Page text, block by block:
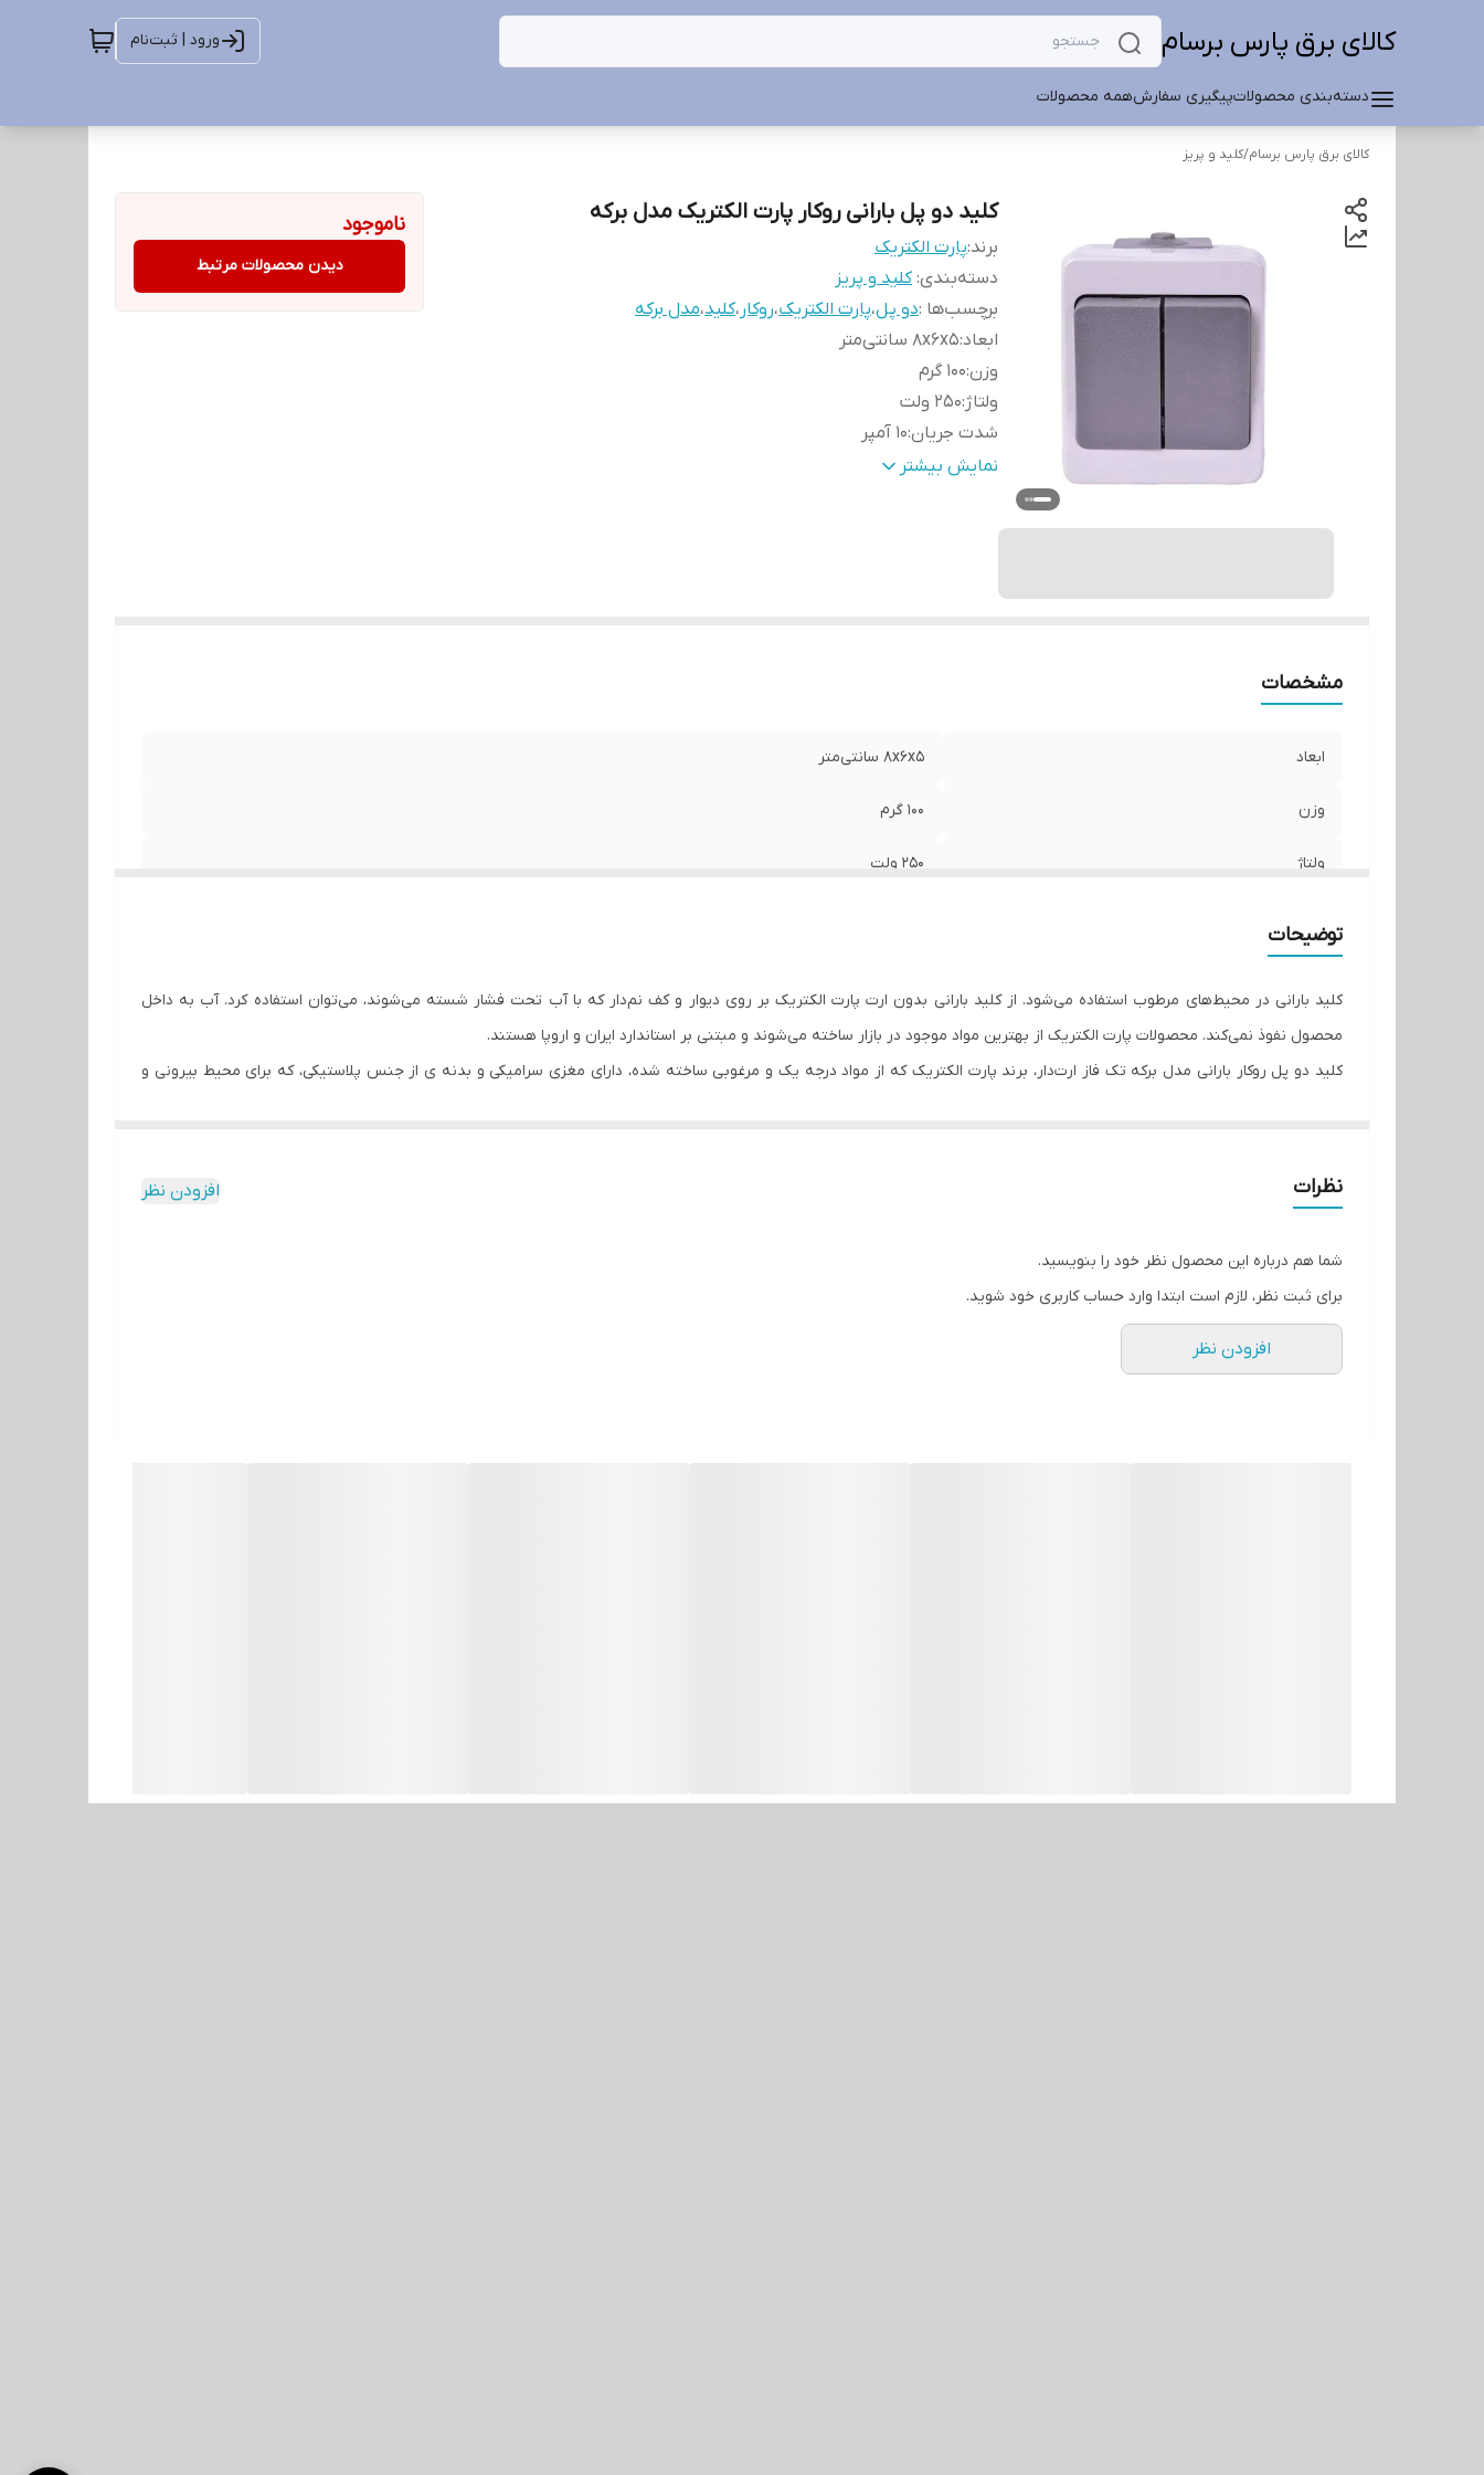
کالای برق پارس برسام ورود | ثبت‌نام
دسته‌بندی محصولاتپیگیری سفارشهمه محصولات
کالای برق پارس برسام/کلید و پریز
کلید دو پل بارانی روکار پارت الکتریک مدل برکه
برند:پارت الکتریک
دسته‌بندی:کلید و پریز
برچسب‌ها :دو پل،پارت الکتریک،روکار ،کلید،مدل برکه
ابعاد:۸x۶x۵ سانتی‌متر
وزن:۱۰۰ گرم
ولتاژ:۲۵۰ ولت
شدت جریان:۱۰ آمپر
جنس پلاستیک
نمایش بیشتر
ناموجود
دیدن محصولات مرتبط
مشخصات
ابعاد ۸x۶x۵ سانتی‌متر
وزن ۱۰۰ گرم
ولتاژ ۲۵۰ ولت
توضیحات
کلید بارانی در محیط‌های مرطوب استفاده می‌شود. از کلید بارانی بدون ارت پارت الکتریک بر روی دیوار و کف نم‌دار که با آب تحت فشار شسته می‌شوند، می‌توان استفاده کرد. آب به داخل
محصول نفوذ نمی‌کند. محصولات پارت الکتریک از بهترین مواد موجود در بازار ساخته می‌شوند و مبتنی بر استاندارد ایران و اروپا هستند.
کلید دو پل روکار بارانی مدل برکه تک فاز ارت‌دار، برند پارت الکتریک که از مواد درجه یک و مرغوبی ساخته شده، دارای مغزی سرامیکی و بدنه ی از جنس پلاستیکی، که برای محیط بیرونی و
نظرات افزودن نظر
شما هم درباره این محصول نظر خود را بنویسید.
برای ثبت نظر، لازم است ابتدا وارد حساب کاربری خود شوید.
افزودن نظر